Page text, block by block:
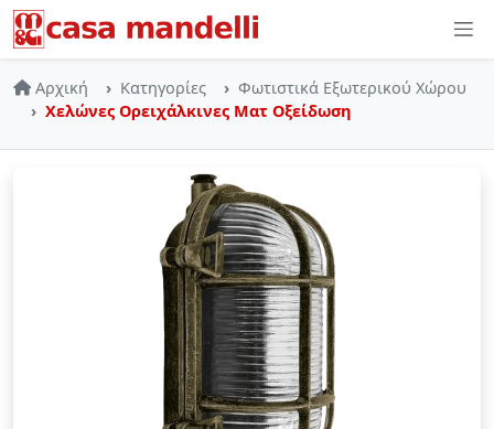
Skip to main content
Αρχική Κατηγορίες
Φωτιστικά Εξωτερικού Χώρου
Χελώνες Ορειχάλκινες Ματ Οξείδωση